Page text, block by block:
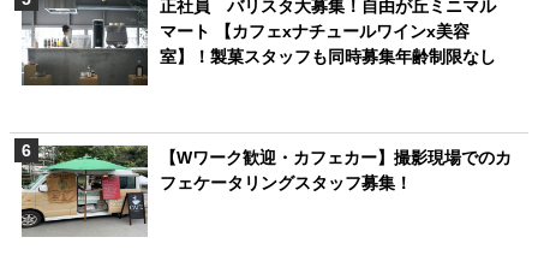
正社員 バリスタ大募集！自由が丘ミニマル
マート 【カフェxナチュールワインx美容
室】！製菓スタッフも同時募集年齢制限なし
【Wワーク歓迎・カフェカー】撮影現場でのカ
フェケータリングスタッフ募集！